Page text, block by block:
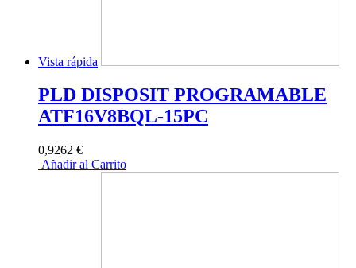
Vista rápida
PLD DISPOSIT PROGRAMABLE
ATF16V8BQL-15PC
0,9262 €
Añadir al Carrito